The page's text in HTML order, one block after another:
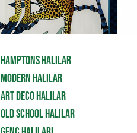
HAMPTONS HALILAR
MODERN HALILAR
ART DECO HALILAR
OLD SCHOOL HALILAR